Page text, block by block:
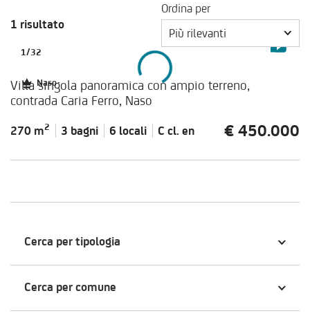
1 risultato
Ordina per
Più rilevanti
Naso
1/32
Villa singola panoramica con ampio terreno,
contrada Caria Ferro, Naso
270 m2 3 bagni 6 locali C cl. en € 450.000
Cerca per tipologia
Cerca per comune